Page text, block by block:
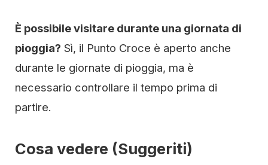
È possibile visitare durante una giornata di
pioggia? Sì, il Punto Croce è aperto anche
durante le giornate di pioggia, ma è
necessario controllare il tempo prima di
partire.
Cosa vedere (Suggeriti)